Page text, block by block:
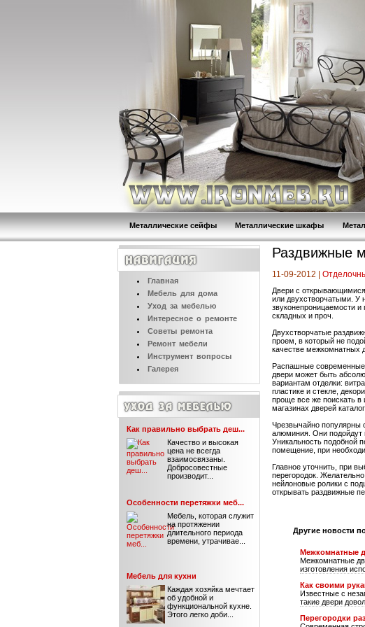
Металлические шкафы
Металлические сейфы
Раздвижные
11-09-2012 |
Двери с
или двухстворчатыми. У
звуконепроницаемости и
складных и проч.
Двухстворчатые
проем, в который не
качестве межкомнатных
Распашные современные
двери может быть
вариантам отделки:
пластике и стекле,
проще все же поискать в
магазинах дверей
Чрезвычайно популярны
алюминия. Они подойдут
Уникальность подобной
помещение, при
Главное уточнить, при
перегородок.
нейлоновые ролики с
открывать раздвижные
Другие новости
Межкомнатные
Межкомнатные
изготовления
Как своими
Известные с
такие двери
Перегородки
Главная
Мебель для дома
Уход за мебелью
Интересное о ремонте
Советы ремонта
Ремонт мебели
Инструмент вопросы
Галерея
Как правильно выбрать деш...
Качество и высокая
цена не всегда
взаимосвязаны.
Добросовестные
производит...
Особенности перетяжки меб...
Мебель, которая служит
на протяжении
длительного периода
времени, утрачивае...
Мебель для кухни
Каждая хозяйка мечтает
об удобной и
функциональной кухне.
Этого легко доби...